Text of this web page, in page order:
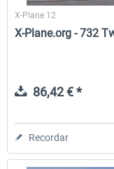
X-Plane 12
X-Plane.org - 732
86,42 € *
Recordar